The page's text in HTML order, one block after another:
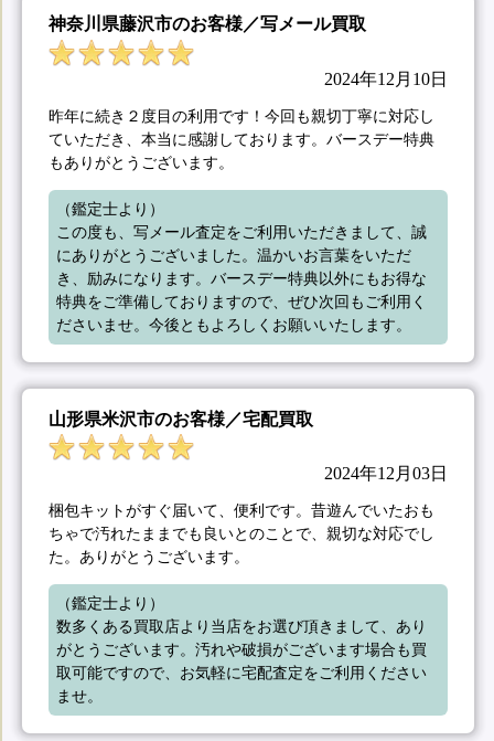
神奈川県藤沢市のお客様／写メール買取
2024年12月10日
昨年に続き２度目の利用です！今回も親切丁寧に対応し
ていただき、本当に感謝しております。バースデー特典
もありがとうございます。
（鑑定士より）
この度も、写メール査定をご利用いただきまして、誠
にありがとうございました。温かいお言葉をいただ
き、励みになります。バースデー特典以外にもお得な
特典をご準備しておりますので、ぜひ次回もご利用く
ださいませ。今後ともよろしくお願いいたします。
山形県米沢市のお客様／宅配買取
2024年12月03日
梱包キットがすぐ届いて、便利です。昔遊んでいたおも
ちゃで汚れたままでも良いとのことで、親切な対応でし
た。ありがとうございます。
（鑑定士より）
数多くある買取店より当店をお選び頂きまして、あり
がとうございます。汚れや破損がございます場合も買
取可能ですので、お気軽に宅配査定をご利用ください
ませ。